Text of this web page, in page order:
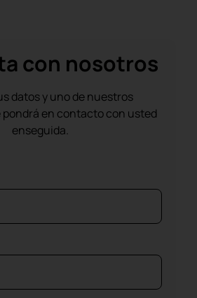
con nosotros
datos y uno de nuestros
pondrá en contacto con usted
enseguida.